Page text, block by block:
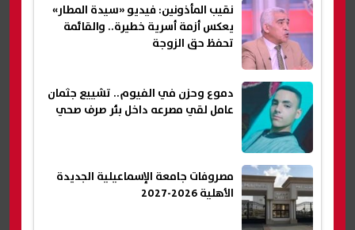
نقيب المأذونين: فيديو «سيدة المطار»
يعكس أزمة أسرية خطيرة.. والقائمة
تحفظ حق الزوجة
دموع وحزن في الفيوم.. تشييع جثمان
عامل لقي مصرعه داخل بئر صرف صحي
مصروفات جامعة الإسماعيلية الجديدة
الأهلية 2026-2027